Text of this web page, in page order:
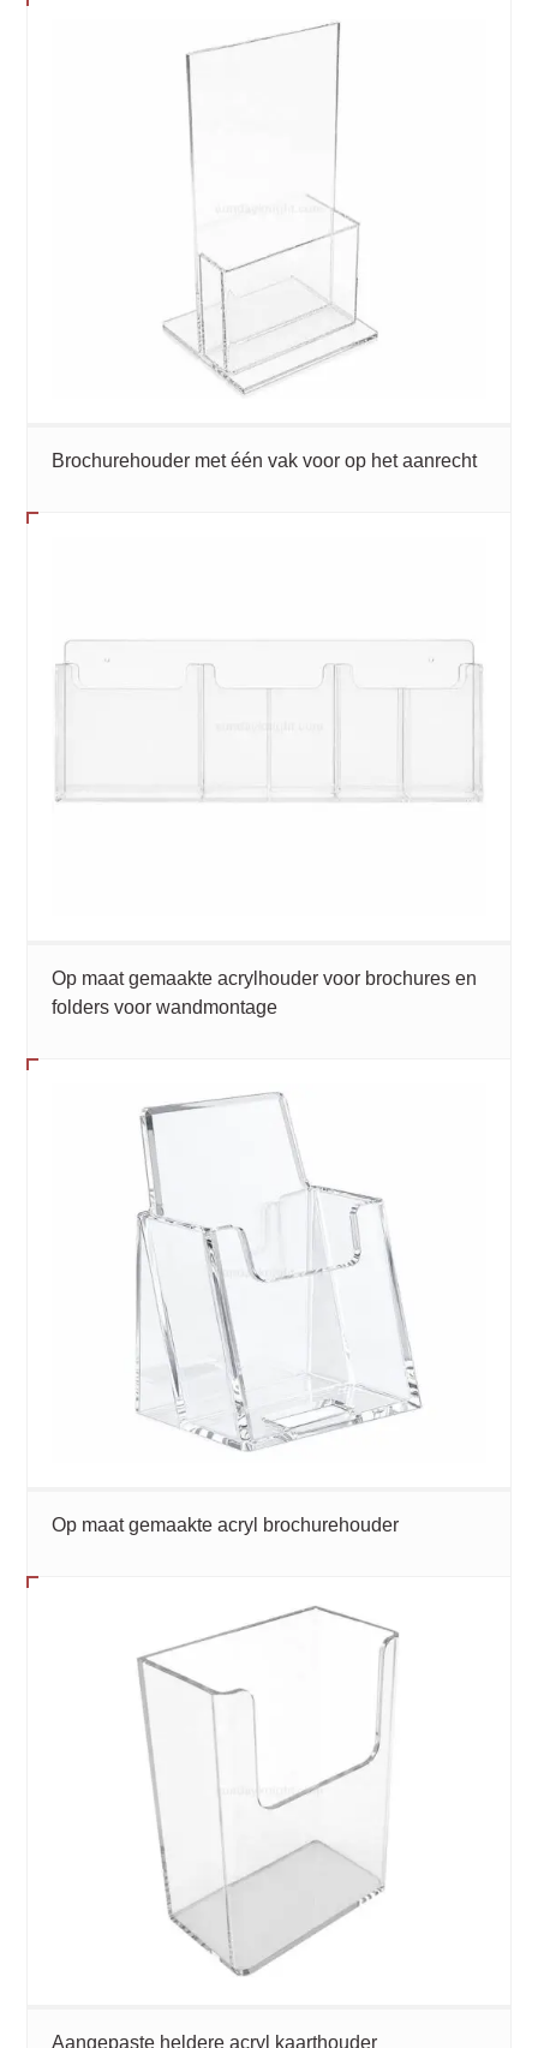
Brochurehouder met één vak voor op het aanrecht
Op maat gemaakte acrylhouder voor brochures en
folders voor wandmontage
Op maat gemaakte acryl brochurehouder
Aangepaste heldere acryl kaarthouder